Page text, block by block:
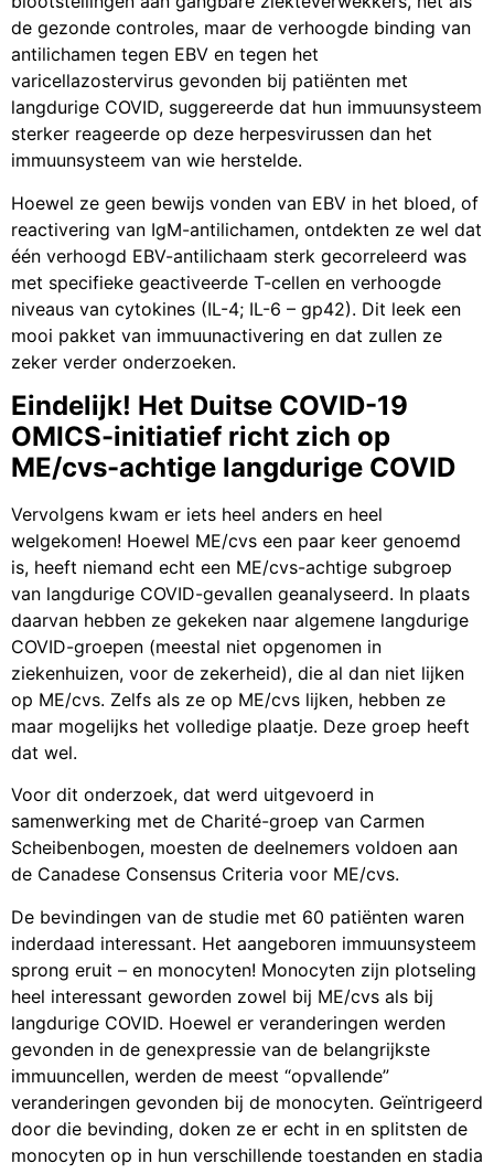
de gezonde controles, maar de verhoogde binding van
antilichamen tegen EBV en tegen het
varicellazostervirus gevonden bij patiënten met
langdurige COVID, suggereerde dat hun immuunsysteem
sterker reageerde op deze herpesvirussen dan het
immuunsysteem van wie herstelde.
Hoewel ze geen bewijs vonden van EBV in het bloed, of
reactivering van IgM-antilichamen, ontdekten ze wel dat
één verhoogd EBV-antilichaam sterk gecorreleerd was
met specifieke geactiveerde T-cellen en verhoogde
niveaus van cytokines (IL-4; IL-6 – gp42). Dit leek een
mooi pakket van immuunactivering en dat zullen ze
zeker verder onderzoeken.
Eindelijk! Het Duitse COVID-19
OMICS-initiatief richt zich op
ME/cvs-achtige langdurige COVID
Vervolgens kwam er iets heel anders en heel
welgekomen! Hoewel ME/cvs een paar keer genoemd
is, heeft niemand echt een ME/cvs-achtige subgroep
van langdurige COVID-gevallen geanalyseerd. In plaats
daarvan hebben ze gekeken naar algemene langdurige
COVID-groepen (meestal niet opgenomen in
ziekenhuizen, voor de zekerheid), die al dan niet lijken
op ME/cvs. Zelfs als ze op ME/cvs lijken, hebben ze
maar mogelijks het volledige plaatje. Deze groep heeft
dat wel.
Voor dit onderzoek, dat werd uitgevoerd in
samenwerking met de Charité-groep van Carmen
Scheibenbogen, moesten de deelnemers voldoen aan
de Canadese Consensus Criteria voor ME/cvs.
De bevindingen van de studie met 60 patiënten waren
inderdaad interessant. Het aangeboren immuunsysteem
sprong eruit – en monocyten! Monocyten zijn plotseling
heel interessant geworden zowel bij ME/cvs als bij
langdurige COVID. Hoewel er veranderingen werden
gevonden in de genexpressie van de belangrijkste
immuuncellen, werden de meest “opvallende”
veranderingen gevonden bij de monocyten. Geïntrigeerd
door die bevinding, doken ze er echt in en splitsten de
monocyten op in hun verschillende toestanden en stadia